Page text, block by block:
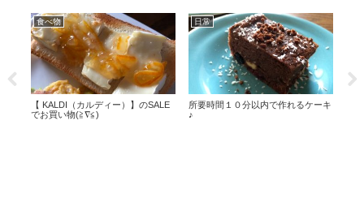
食べ物
【 KALDI（カルディー）】のSALE
でお買い物(≧∇≦)
日常
所要時間１０分以内で作れるケーキ
♪